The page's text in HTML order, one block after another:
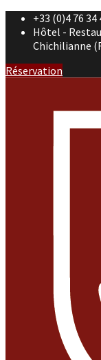
+33 (0)4 76 34
Hôtel -
Chichilianne
Réservation